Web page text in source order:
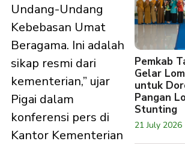
Undang-Undang
Kebebasan Umat
Beragama. Ini adalah
sikap resmi dari
kementerian,” ujar
Pigai dalam
konferensi pers di
Kantor Kementerian
Pemkab
Gelar
untuk
Pangan
Stunting
21 July 2026